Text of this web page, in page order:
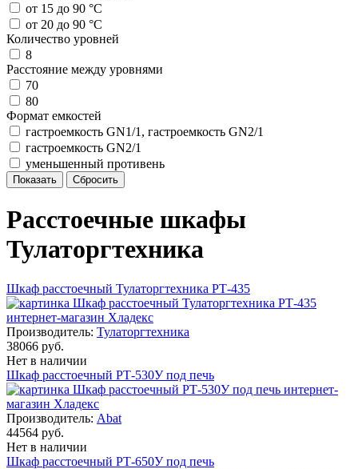
от 15 до 90 °С
от 20 до 90 °С
Количество уровней
8
Расстояние между уровнями
70
80
Формат емкостей
гастроемкость GN1/1, гастроемкость GN2/1
гастроемкость GN2/1
уменьшенный противень
Расстоечные шкафы
Тулаторгтехника
Шкаф расстоечный Тулаторгтехника РТ-435
Производитель: Тулаторгтехника
38066 руб.
Нет в наличии
Шкаф расстоечный РТ-530У под печь
Производитель: Abat
44564 руб.
Нет в наличии
Шкаф расстоечный РТ-650У под печь